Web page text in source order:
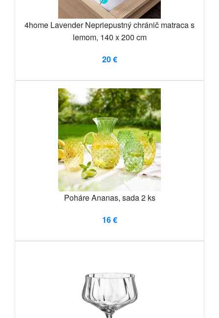
4home Lavender Nepriepustný chránič matraca s
lemom, 140 x 200 cm
20 €
Poháre Ananas, sada 2 ks
16 €